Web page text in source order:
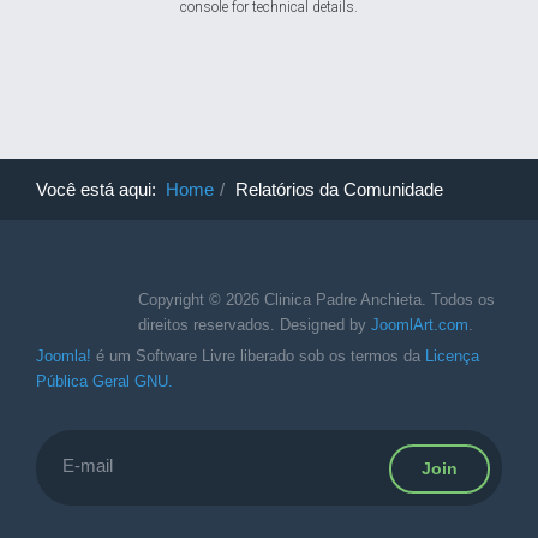
console for technical details.
Você está aqui: Home Relatórios da Comunidade
Copyright © 2026 Clinica Padre Anchieta. Todos os
direitos reservados. Designed by JoomlArt.com.
Joomla! é um Software Livre liberado sob os termos da Licença
Pública Geral GNU.